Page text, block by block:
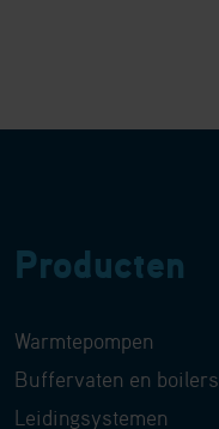
Producten
Warmtepompen
Buffervaten en boilers
Leidingsystemen